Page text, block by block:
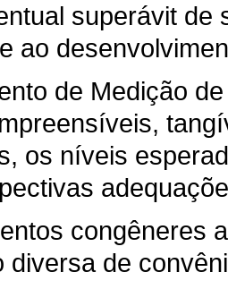
superávit de
ao
de Medição
os níveis
congêneres
diversa de